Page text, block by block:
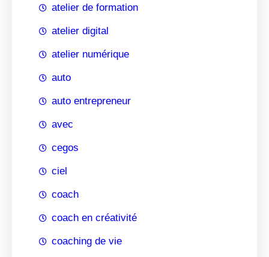
atelier de formation
atelier digital
atelier numérique
auto
auto entrepreneur
avec
cegos
ciel
coach
coach en créativité
coaching de vie